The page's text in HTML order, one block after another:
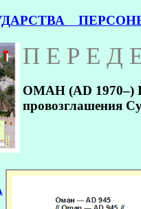
П Е Р Е Д
ОМАН (AD 1970–)
провозглашения